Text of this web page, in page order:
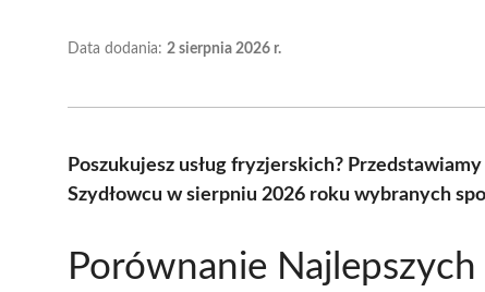
Data dodania: 2 sierpnia 2026 r.
Poszukujesz usług fryzjerskich?
Szydłowcu w sierpniu 2026 roku wybranych
Porównanie